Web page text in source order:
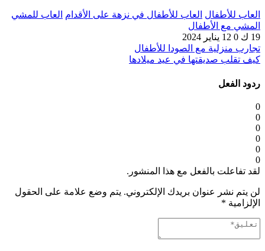
العاب للأطفال العاب للأطفال في نزهة على الأقدام العاب للمشي
المشي مع الأطفال
19 ك
0 12 يناير 2024
تجارب منزلية مع الصودا للأطفال
كيف تقلب صديقتها في عيد ميلادها
ردود الفعل
0
0
0
0
0
0
لقد تفاعلت بالفعل مع هذا المنشور.
لن يتم نشر عنوان بريدك الإلكتروني. يتم وضع علامة على الحقول
الإلزامية *